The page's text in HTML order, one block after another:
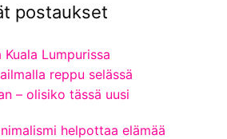
postaukset
Lumpurissa
reppu selässä
– olisiko tässä uusi
helpottaa elämää